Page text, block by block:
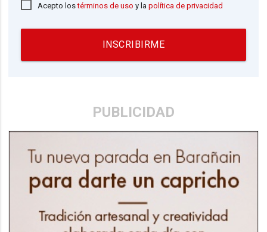
Acepto lostérminos de uso y lapolítica de privacidad
INSCRIBIRME
PUBLICIDAD